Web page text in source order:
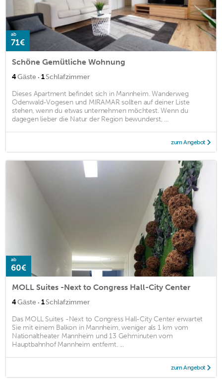
ab
71€
Schöne Gemütliche Wohnung
4Gäste · 1Schlafzimmer
Dieses Apartment befindet sich in Mannheim. Wanderweg
Odenwald-Vogesen und MIRAMAR sollten auf deiner Liste
stehen, wenn du etwas unternehmen möchtest. Wenn du
dagegen lieber die Natur der Region bewunderst, ...
zum Angebot
ab
60€
MOLL Suites -Next to Congress Hall-City Center
4Gäste · 1Schlafzimmer
Das MOLL Suites -Next to Congress Hall-City Center erwartet
Sie mit einem Balkon in Mannheim, weniger als 1 km vom
Nationaltheater Mannheim und 13 Gehminuten vom
Hauptbahnhof Mannheim entfernt. ...
zum Angebot